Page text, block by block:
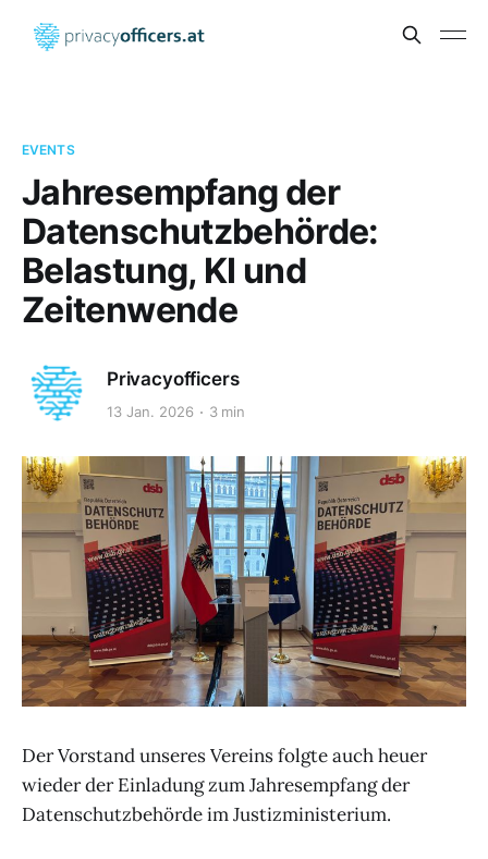
EVENTS
Jahresempfang der
Datenschutzbehörde:
Belastung, KI und
Zeitenwende
Privacyofficers
13 Jan. 2026 3 min
Der Vorstand unseres Vereins folgte auch heuer
wieder der Einladung zum Jahresempfang der
Datenschutzbehörde im Justizministerium.